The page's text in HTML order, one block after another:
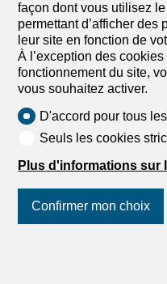
Appartement meublé
Appartement
pièces en
Montana - Réf
Prix sur
3963 Crans-
Montana
Appartement location à
façon dont vous utilisez
permettant d’afficher
leur site en fonction de
À l’exception des
fonctionnement du site,
vous souhaitez activer.
D'accord pour tous
Seuls les cookies
Plus d'informations sur
Confirmer mon choix